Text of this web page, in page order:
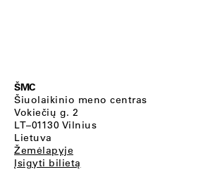
ŠMC
Šiuolaikinio meno centras
Vokiečių g. 2
LT–01130 Vilnius
Lietuva
Žemėlapyje
Įsigyti bilietą